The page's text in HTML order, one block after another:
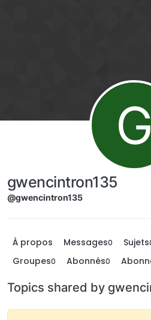
G
gwencintron135
@gwencintron135
À propos Messages0 Sujets
Groupes0 Abonnés0
Topics shared by